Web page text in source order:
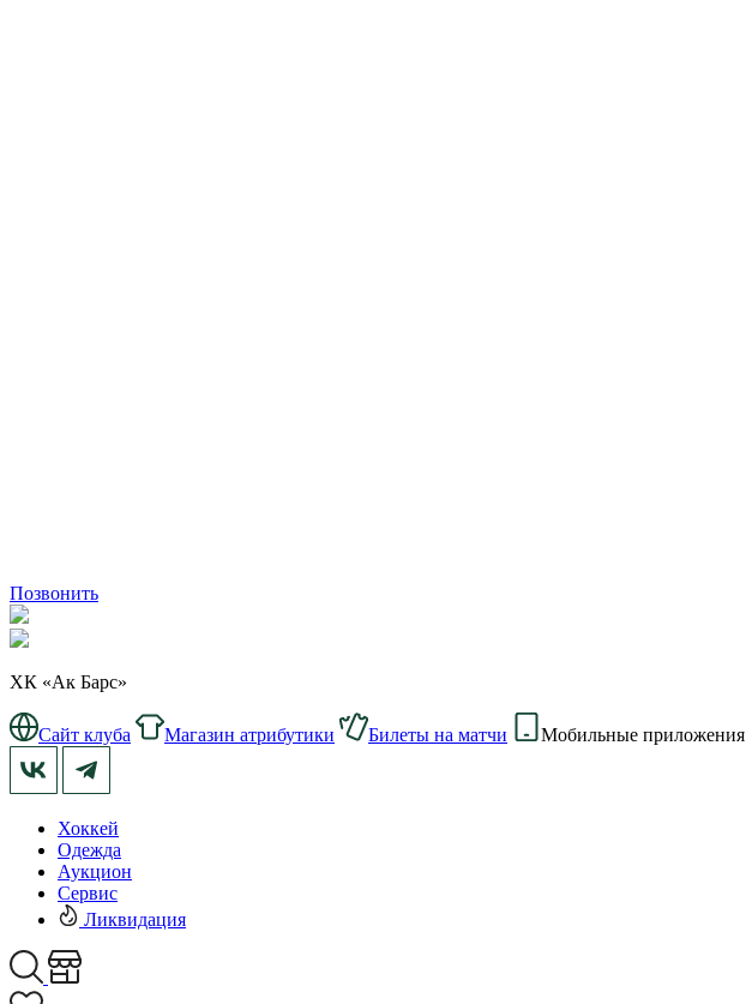
Позвонить
ХК «Ак Барс»
Сайт клуба Магазин атрибутики Билеты на матчи Мобильные приложения
Хоккей
Одежда
Аукцион
Сервис
Ликвидация